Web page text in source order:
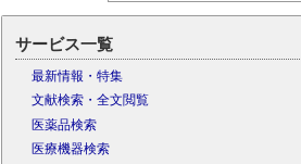
サービス一覧
最新情報・特集
文献検索・全文閲覧
医薬品検索
医療機器検索